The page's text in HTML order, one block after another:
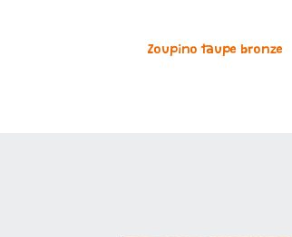
Zoupino taupe bronze